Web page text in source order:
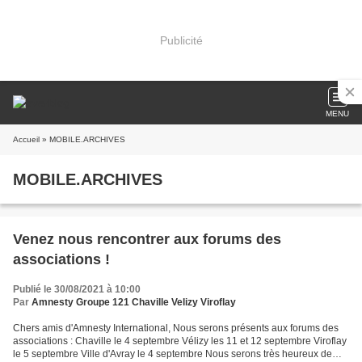
Publicité
MENU
Accueil » MOBILE.ARCHIVES
MOBILE.ARCHIVES
Venez nous rencontrer aux forums des
associations !
Publié le 30/08/2021 à 10:00
Par Amnesty Groupe 121 Chaville Velizy Viroflay
Chers amis d'Amnesty International, Nous serons présents aux forums des
associations : Chaville le 4 septembre Vélizy les 11 et 12 septembre Viroflay
le 5 septembre Ville d'Avray le 4 septembre Nous serons très heureux de